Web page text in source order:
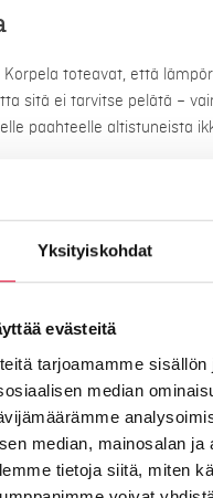
Yksityiskohdat
evästeitä
tarjoamamme sisällön
median
median, mainosalan ja
tietoja siitä, miten
Korpela toteavat, että
sitä ei tarvitse pelätä –
paahteelle altistuneista
että tummat kaihtimet
sävyjä enemmän.
mutta huolehtimalla
saadaan ehkäistyä
poikkeuksetta ne
Korpela ja muistuttaa,
toiminnallaan vaikuttaa